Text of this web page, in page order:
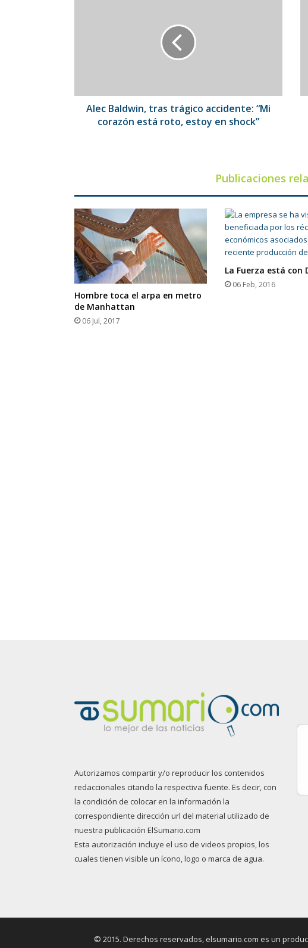
roto,
estoyAlec Baldwin, tras trágico accidente: “Mi
corazón está roto, estoy en shock”
Publicaciones
Hombre toca el arpa en metro
de Manhattan
06 Jul, 2017
La Fuerza está con
06 Feb, 2016
Autorizamos compartir y/o reproducir los contenidos
redaccionales citando la respectiva fuente. Es decir, con
la condición de colocar en la información la
correspondiente dirección url del material utilizado de
nuestra publicación ElSumario.com
Esta autorización incluye el uso de videos propios, los
cuales tienen visible un ícono, logo o marca de agua.
© 2015. Derechos reservados, elsumario.com es un